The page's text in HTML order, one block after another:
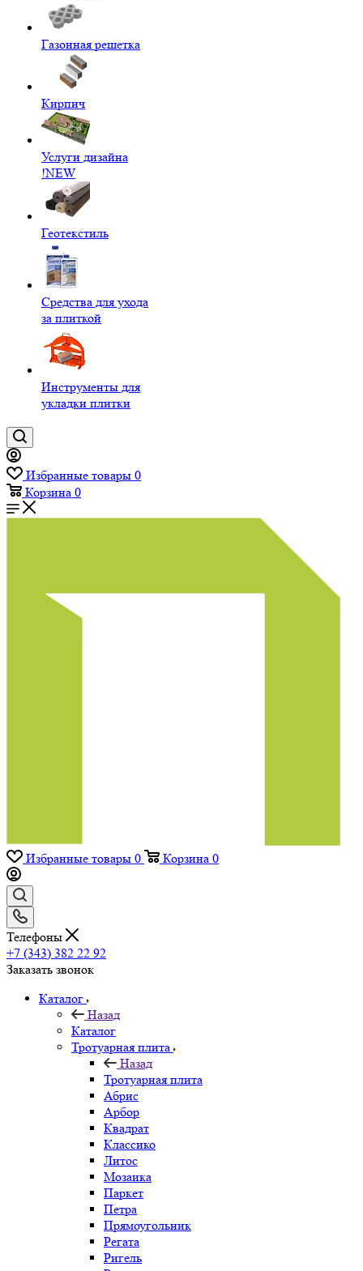
Газонная решетка
Кирпич
Услуги дизайна
!NEW
Геотекстиль
Средства для ухода
за плиткой
Инструменты для
укладки плитки
Избранные товары 0
Корзина 0
Избранные товары 0 Корзина 0
Телефоны
+7 (343) 382 22 92
Заказать звонок
Каталог
Назад
Каталог
Тротуарная плита
Назад
Тротуарная плита
Абрис
Арбор
Квадрат
Классико
Литос
Мозаика
Паркет
Петра
Прямоугольник
Регата
Ригель